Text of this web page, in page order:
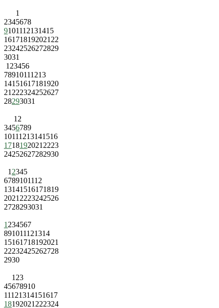
1
2345678
9101112131415
161718192021 22
23242526272829
3031
1 23456
78910111213
14151617181920
21 222324252627
28293031
1 2
3456789
10111213141516
1718192021 2223
24252627282930
1 2345
6789101112
13141516171819
2021 2223242526
2728293031
1 234567
891011121314
15161718192021
22232425262728
2930
1 23
45678910
11121314151617
18192021 222324